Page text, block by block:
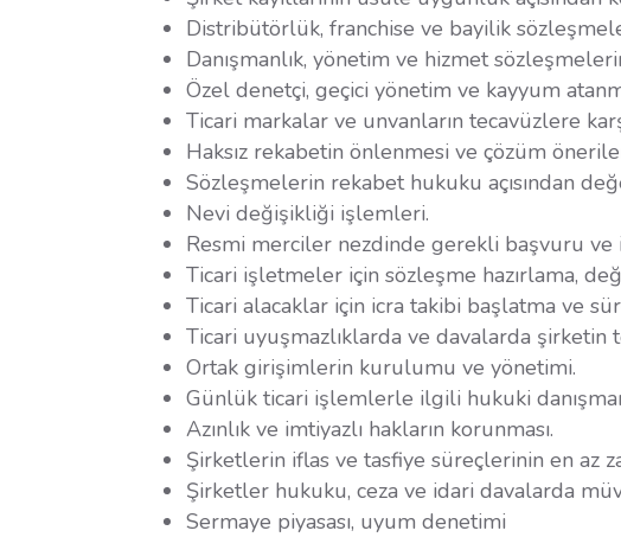
Distribütörlük, franchise ve bayilik
Danışmanlık, yönetim ve hizmet
Özel denetçi, geçici yönetim ve kayyum
Ticari markalar ve unvanların tecavüzlere
Haksız rekabetin önlenmesi ve çözüm
Sözleşmelerin rekabet hukuku açısından
Nevi değişikliği işlemleri.
Resmi merciler nezdinde gerekli başvuru ve
Ticari işletmeler için sözleşme hazırlama,
Ticari alacaklar için icra takibi başlatma ve
Ticari uyuşmazlıklarda ve davalarda şirketin
Ortak girişimlerin kurulumu ve yönetimi.
Günlük ticari işlemlerle ilgili hukuki
Azınlık ve imtiyazlı hakların korunması.
Şirketlerin iflas ve tasfiye süreçlerinin en az
Şirketler hukuku, ceza ve idari davalarda
Sermaye piyasası, uyum denetimi